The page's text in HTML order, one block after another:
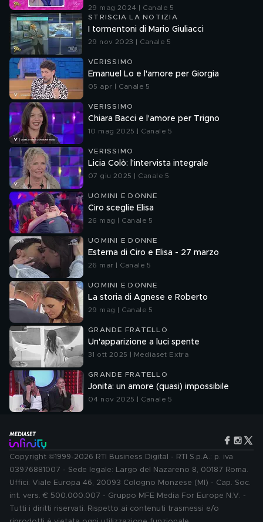
29 mag 2024 | Canale 5
STRISCIA LA NOTIZIA
I tormentoni di Mario Giuliacci
29 nov 2023 | Canale 5
VERISSIMO
Emanuel Lo e l'amore per Giorgia
05 apr | Canale 5
VERISSIMO
Chiara Bacci e l'amore per Trigno
10 mag 2025 | Canale 5
VERISSIMO
Licia Colò: l'intervista integrale
07 giu 2025 | Canale 5
UOMINI E DONNE
Ciro sceglie Elisa
26 mag | Canale 5
UOMINI E DONNE
Esterna di Ciro e Elisa - 27 marzo
26 mar | Canale 5
UOMINI E DONNE
La storia di Agnese e Roberto
29 mag | Canale 5
GRANDE FRATELLO
Un'apparizione a luci spente
31 ott 2025 | Mediaset Extra
GRANDE FRATELLO
Jonita: un amore (quasi) impossibile
04 nov 2025 | Canale 5
Copyright ©1999-2026 RTI Business Digital - RTI S.p.A.: p. iva
03976881007 - Sede legale: Largo del Nazareno 8, 00187 Roma.
Uffici: Viale Europa 46, 20093 Cologno Monzese (MI) - Cap. Soc.
int. vers. € 500.000.007 - Gruppo MFE Media For Europe N.V. -
Tutti i diritti riservati. Rispetto ai contenuti trasmessi e/o